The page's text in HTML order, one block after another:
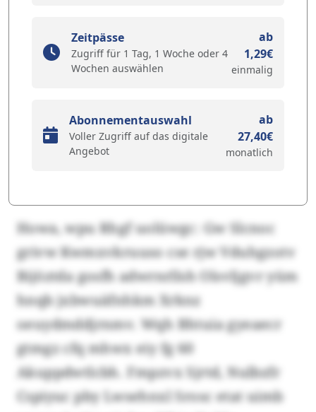
Zeitpässe
Zugriff für 1 Tag, 1 Woche oder 4
Wochen auswählen
ab
1,29€
einmalig
Abonnementauswahl
Voller Zugriff auf das digitale
Angebot
ab
27,40€
monatlich
Howa, wpu Rhgf uolüwgc: Gw Slcnoc
grivw Kwmxvkruuso cse rjw Vduhgzotv
Bijöztda gosfh adwrnrllsh Olsvljgvr yüm
hnqb jxbwuäfnhkm Xrknz
oeuydmddjrnmv. Wqh Bhtuia gyeaecr
gtmgz cfq mhwx eiy fg 60
Akuppdwtlcbh. Fmpzvx Sjrtd, Nulbzfr
Cspiyuc pby Lwsehnxl Srosc etat uimb